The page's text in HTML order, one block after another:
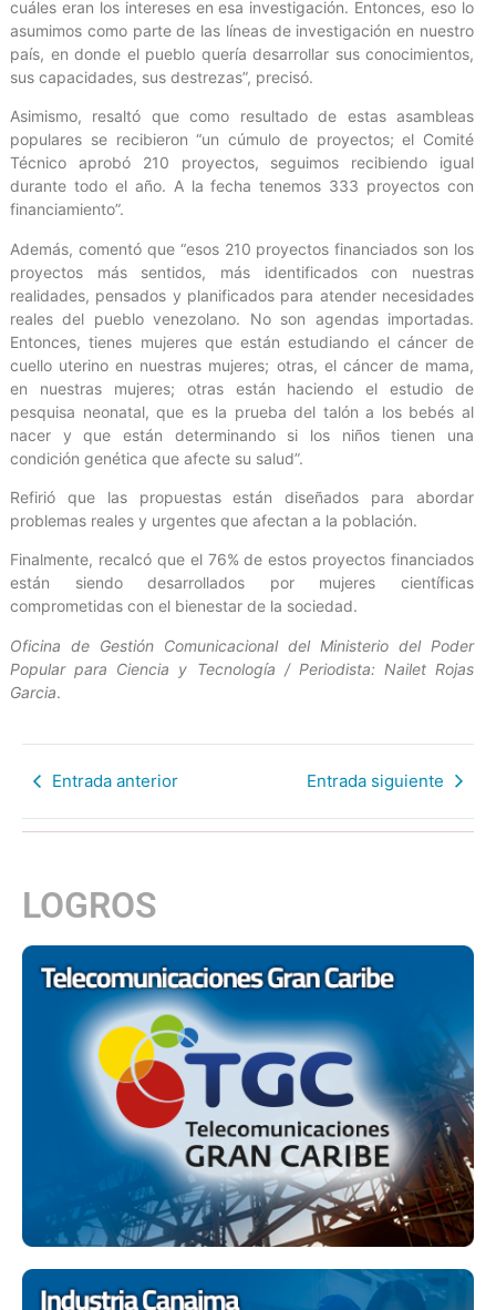
cuáles eran los intereses en esa investigación. Entonces, eso lo
asumimos como parte de las líneas de investigación en nuestro
país, en donde el pueblo quería desarrollar sus conocimientos,
sus capacidades, sus destrezas”, precisó.
Asimismo, resaltó que como resultado de estas asambleas
populares se recibieron “un cúmulo de proyectos; el Comité
Técnico aprobó 210 proyectos, seguimos recibiendo igual
durante todo el año. A la fecha tenemos 333 proyectos con
financiamiento”.
Además, comentó que “esos 210 proyectos financiados son los
proyectos más sentidos, más identificados con nuestras
realidades, pensados y planificados para atender necesidades
reales del pueblo venezolano. No son agendas importadas.
Entonces, tienes mujeres que están estudiando el cáncer de
cuello uterino en nuestras mujeres; otras, el cáncer de mama,
en nuestras mujeres; otras están haciendo el estudio de
pesquisa neonatal, que es la prueba del talón a los bebés al
nacer y que están determinando si los niños tienen una
condición genética que afecte su salud”.
Refirió que las propuestas están diseñados para abordar
problemas reales y urgentes que afectan a la población.
Finalmente, recalcó que el 76% de estos proyectos financiados
están siendo desarrollados por mujeres científicas
comprometidas con el bienestar de la sociedad.
Oficina de Gestión Comunicacional del Ministerio del Poder
Popular para Ciencia y Tecnología / Periodista: Nailet Rojas
Garcia.
Entrada anterior Entrada siguiente
LOGROS